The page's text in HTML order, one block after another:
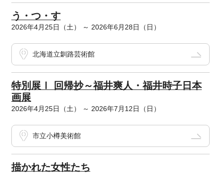
う・つ・す
2026年4月25日（土） ～ 2026年6月28日（日）
北海道立釧路芸術館
特別展Ⅰ 回帰抄～福井爽人・福井時子日本
画展
2026年4月25日（土） ～ 2026年7月12日（日）
市立小樽美術館
描かれた女性たち